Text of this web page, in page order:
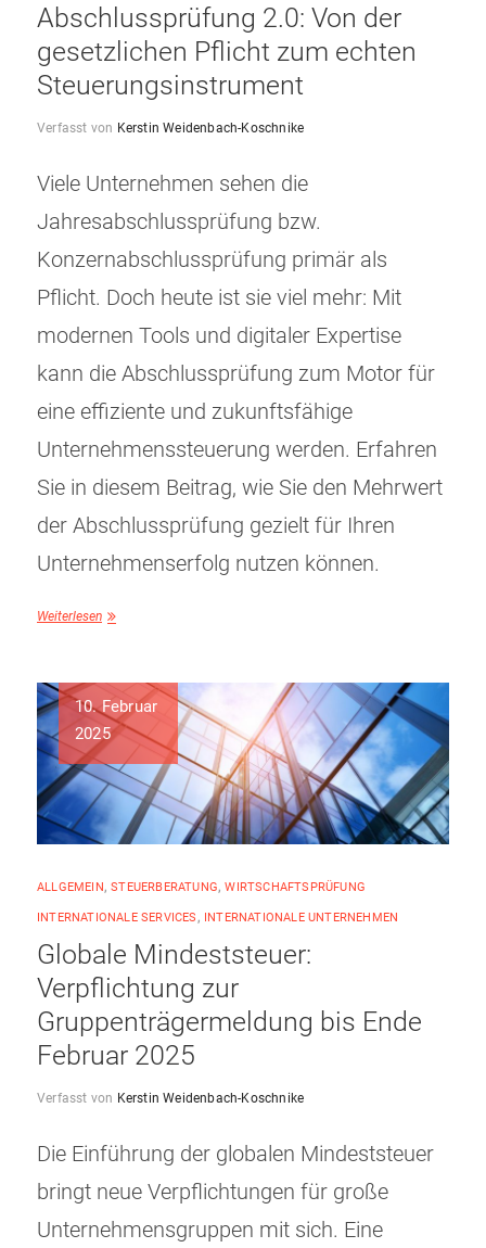
Abschlussprüfung 2.0: Von der
gesetzlichen Pflicht zum echten
Steuerungsinstrument
Verfasst von Kerstin Weidenbach-Koschnike
Viele Unternehmen sehen die
Jahresabschlussprüfung bzw.
Konzernabschlussprüfung primär als
Pflicht. Doch heute ist sie viel mehr: Mit
modernen Tools und digitaler Expertise
kann die Abschlussprüfung zum Motor für
eine effiziente und zukunftsfähige
Unternehmenssteuerung werden. Erfahren
Sie in diesem Beitrag, wie Sie den Mehrwert
der Abschlussprüfung gezielt für Ihren
Unternehmenserfolg nutzen können.
Weiterlesen
10. Februar
2025
ALLGEMEIN,STEUERBERATUNG,WIRTSCHAFTSPRÜFUNG
INTERNATIONALE SERVICES, INTERNATIONALE UNTERNEHMEN
Globale Mindeststeuer:
Verpflichtung zur
Gruppenträgermeldung bis Ende
Februar 2025
Verfasst von Kerstin Weidenbach-Koschnike
Die Einführung der globalen Mindeststeuer
bringt neue Verpflichtungen für große
Unternehmensgruppen mit sich. Eine